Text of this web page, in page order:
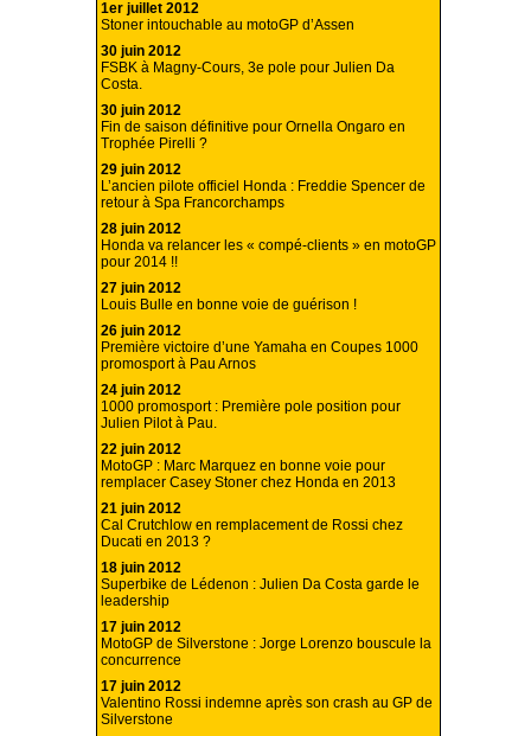
1er juillet 2012
Stoner intouchable au motoGP d’Assen
30 juin 2012
FSBK à Magny-Cours, 3e pole pour Julien Da
Costa.
30 juin 2012
Fin de saison définitive pour Ornella Ongaro en
Trophée Pirelli ?
29 juin 2012
L’ancien pilote officiel Honda : Freddie Spencer de
retour à Spa Francorchamps
28 juin 2012
Honda va relancer les « compé-clients » en motoGP
pour 2014 !!
27 juin 2012
Louis Bulle en bonne voie de guérison !
26 juin 2012
Première victoire d’une Yamaha en Coupes 1000
promosport à Pau Arnos
24 juin 2012
1000 promosport : Première pole position pour
Julien Pilot à Pau.
22 juin 2012
MotoGP : Marc Marquez en bonne voie pour
remplacer Casey Stoner chez Honda en 2013
21 juin 2012
Cal Crutchlow en remplacement de Rossi chez
Ducati en 2013 ?
18 juin 2012
Superbike de Lédenon : Julien Da Costa garde le
leadership
17 juin 2012
MotoGP de Silverstone : Jorge Lorenzo bouscule la
concurrence
17 juin 2012
Valentino Rossi indemne après son crash au GP de
Silverstone